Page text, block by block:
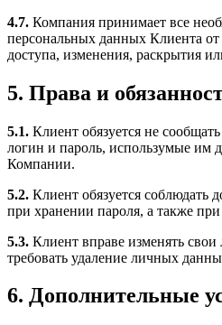
4.7. Компания принимает все
персональных данных Клиента от
доступа, изменения, раскрытия
5. Права и
5.1. Клиент обязуется не
логин и пароль, использумые им
Компании.
5.2. Клиент обязуется соблюдать
при хранении пароля, а также при
5.3. Клиент вправе изменять
требовать удаление личных
6. Дополнительные